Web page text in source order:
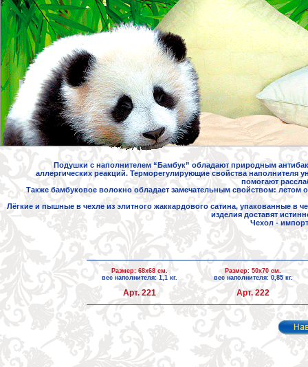
Подушки с наполнителем “Бамбук” обладают природным
аллергических реакций. Терморегулирующие свойства наполнителя
помогают
Также бамбуковое волокно обладает замечательным свойством:
Лёгкие и пышные в чехле из элитного жаккардового сатина, упакованные в
изделия доставят
Чехол -
Размер: 68х68 см.
вес наполнителя: 1,1 кг.
Арт. 221
Размер: 50х70 см.
вес наполнителя: 0,85 кг.
Арт. 222